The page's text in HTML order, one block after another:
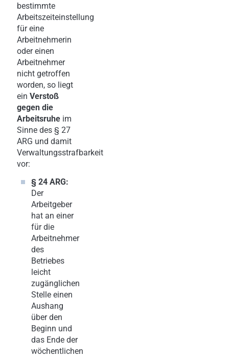
bestimmte
Arbeitszeiteinstellung
für eine
Arbeitnehmerin
oder einen
Arbeitnehmer
nicht getroffen
worden, so liegt
ein Verstoß
gegen die
Arbeitsruhe im
Sinne des § 27
ARG und damit
Verwaltungsstrafbarkeit
vor:
§ 24 ARG:
Der
Arbeitgeber
hat an einer
für die
Arbeitnehmer
des
Betriebes
leicht
zugänglichen
Stelle einen
Aushang
über den
Beginn und
das Ende der
wöchentlichen